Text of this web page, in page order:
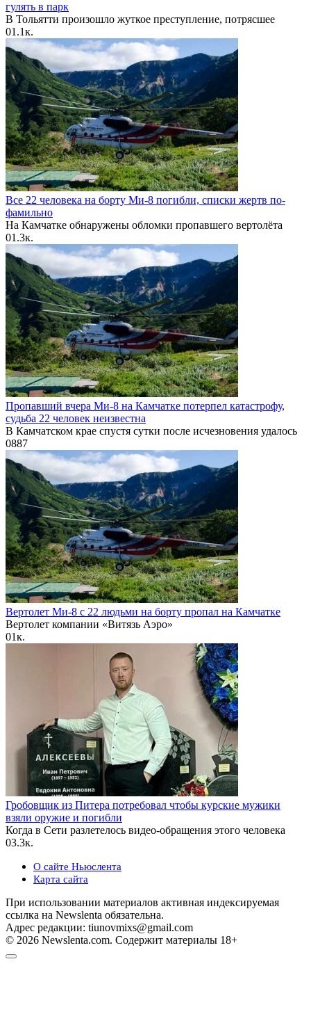
гулять в парк
В Тольятти произошло жуткое преступление, потрясшее
01.1к.
Все 22 человека на борту Ми-8 погибли, списки жертв по-
фамильно
На Камчатке обнаружены обломки пропавшего вертолёта
01.3к.
Пропавший вчера Ми-8 на Камчатке потерпел катастрофу,
судьба 22 человек неизвестна
В Камчатском крае спустя сутки после исчезновения удалось
0887
Вертолет Ми-8 с 22 людьми на борту пропал на Камчатке
Вертолет компании «Витязь Аэро»
01к.
Гробовщик из Питера потребовал чтобы курские мужики
взяли оружие и погибли
Когда в Сети разлетелось видео-обращения этого человека
03.3к.
О сайте Ньюслента
Карта сайта
При использовании материалов активная индексируемая
ссылка на Newslenta обязательна.
Адрес редакции: tiunovmixs@gmail.com
© 2026 Newslenta.com. Содержит материалы 18+